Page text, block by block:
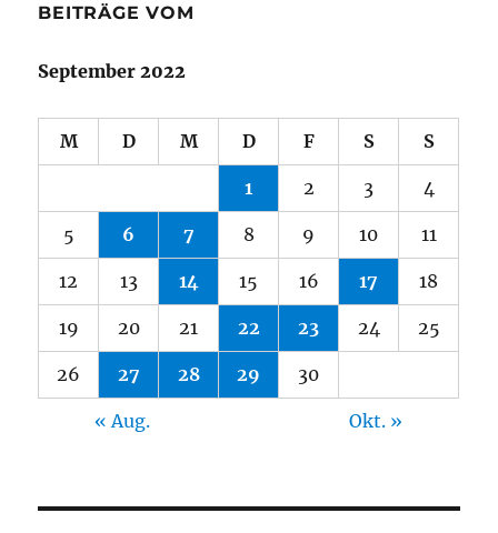
BEITRÄGE VOM
September 2022
M D M D F S S
1 2 3 4
5 6 7 8 9 10 11
12 13 14 15 16 17 18
19 20 21 22 23 24 25
26 27 28 29 30
« Aug. Okt. »